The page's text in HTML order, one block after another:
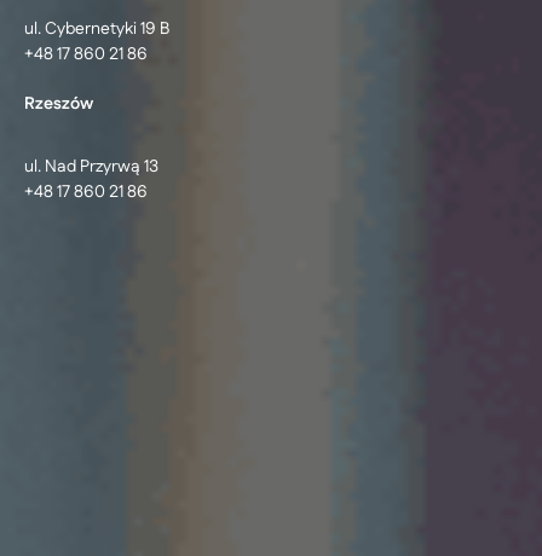
ul. Cybernetyki 19 B
+48 17 860 21 86
Rzeszów
ul. Nad Przyrwą 13
+48 17 860 21 86